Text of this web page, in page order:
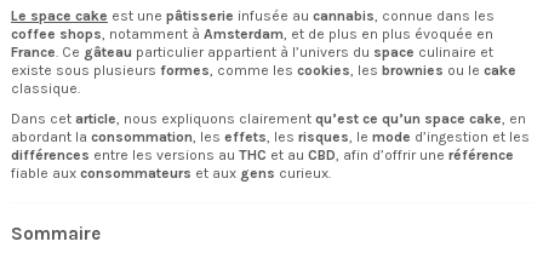
Le space cake est une pâtisserie infusée au cannabis, connue dans les
coffee shops, notamment à Amsterdam, et de plus en plus évoquée en
France. Ce gâteau particulier appartient à l’univers du space culinaire et
existe sous plusieurs formes, comme les cookies, les brownies ou le cake
classique.
Dans cet article, nous expliquons clairement qu’est ce qu’un space cake, en
abordant la consommation, les effets, les risques, le mode d’ingestion et les
différences entre les versions au THC et au CBD, afin d’offrir une référence
fiable aux consommateurs et aux gens curieux.
Sommaire